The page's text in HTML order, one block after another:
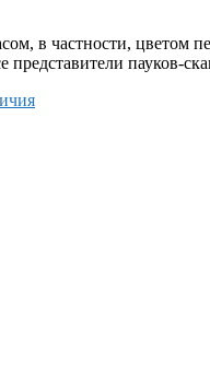
в частности,
представители